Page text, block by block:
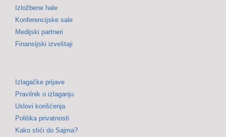
Izložbene hale
Konferencijske sale
Medijski partneri
Finansijski izveštaji
Izlagačke prijave
Pravilnik o izlaganju
Uslovi korišćenja
Politika privatnosti
Kako stići do Sajma?